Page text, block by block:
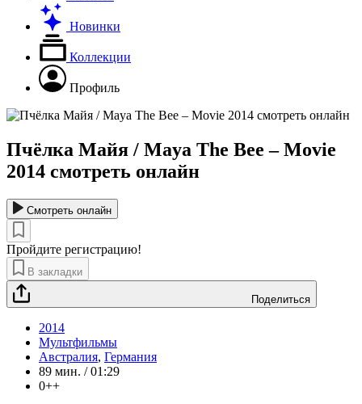
Новинки
Коллекции
Профиль
Пчёлка Майя / Maya The Bee – Movie
2014 смотреть онлайн
Смотреть онлайн
Пройдите регистрацию!
В закладки
Поделиться
2014
Мультфильмы
Австралия, Германия
89 мин. / 01:29
0++